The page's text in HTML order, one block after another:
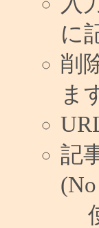
に
削
ま
記